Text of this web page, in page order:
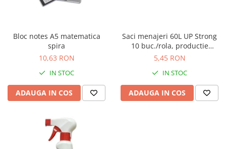
Bloc notes A5 matematica
spira
10,63 RON
IN STOC
ADAUGA IN COS
Saci menajeri 60L UP Strong
10 buc./rola, productie
proprie Unitate Protejata
5,45 RON
IN STOC
ADAUGA IN COS